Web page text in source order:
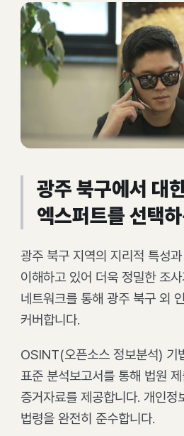
광주 북구에서 대
엑스퍼트를 선택
광주 북구 지역의 지리적 특성
이해하고 있어 더욱 정밀한 조
네트워크를 통해 광주 북구 외
커버합니다.
OSINT(오픈소스 정보분석)
표준 분석보고서를 통해 법원
증거자료를 제공합니다. 개인정
법령을 완전히 준수합니다.